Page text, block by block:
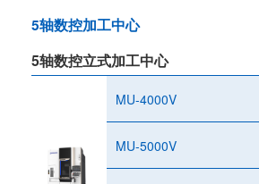
5轴数控加工中心
5轴数控立式加工中心
MU-4000V
MU-5000V